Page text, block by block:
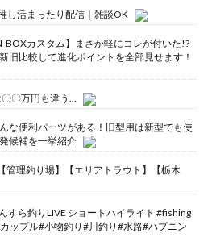
し活まったり配信｜雑談OK
BOXカスタム】まさか軽にコレが付いた!?
旧比較して進化ポイントを全部見せます！
〇万円も違う…
な便利パーツがある！旧型用は新型でも使
候補を一挙紹介
管理釣り場】【エリアトラウト】【栃木
すら釣りLIVE ショートハイライト #fishing
ップル#小物釣り#川釣り#水路#ハプニン